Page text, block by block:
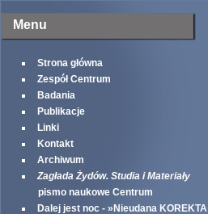
Menu
Strona główna
Zespół Centrum
Badania
Publikacje
Linki
Kontakt
Archiwum
Zagłada Żydów. Studia i Materiały
pismo naukowe Centrum
Dalej jest noc - »Nieudana KOREKTA